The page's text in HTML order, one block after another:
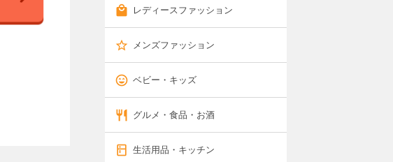
レディースファッション
メンズファッション
ベビー・キッズ
グルメ・食品・お酒
生活用品・キッチン